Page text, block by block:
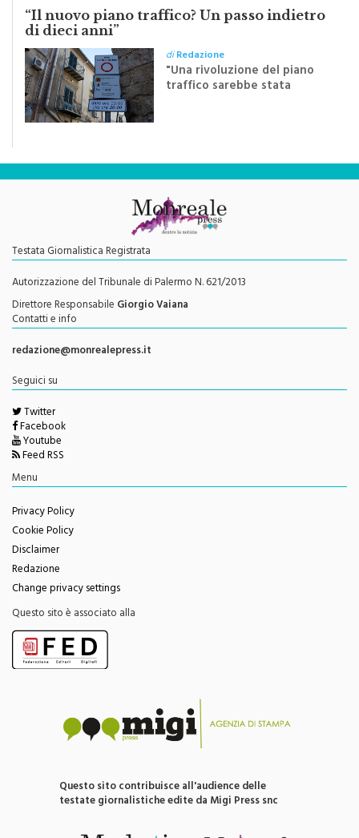
“Il nuovo piano traffico? Un passo indietro
di dieci anni”
diRedazione
"Una rivoluzione del piano
traffico sarebbe stata
Testata Giornalistica Registrata
Autorizzazione del Tribunale di Palermo N. 621/2013
Direttore Responsabile Giorgio Vaiana
Contatti e info
redazione@monrealepress.it
Seguici su
Twitter
Facebook
Youtube
Feed RSS
Menu
Privacy Policy
Cookie Policy
Disclaimer
Redazione
Change privacy settings
Questo sito è associato alla
Questo sito contribuisce all'audience delle
testate giornalistiche edite da Migi Press snc